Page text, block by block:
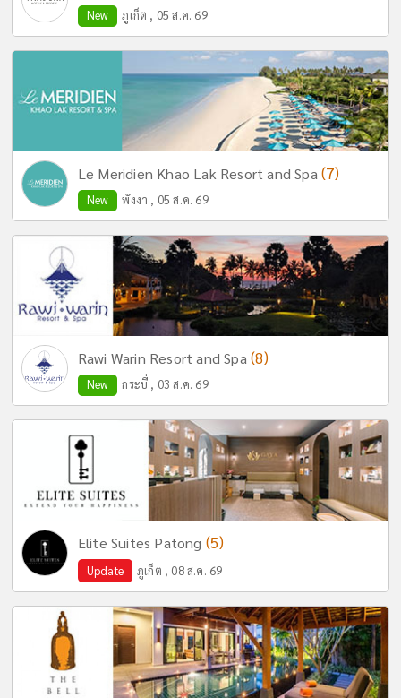
New ภูเก็ต , 05 ส.ค. 69
Le Meridien Khao Lak Resort and Spa (7)
New พังงา , 05 ส.ค. 69
Rawi Warin Resort and Spa (8)
New กระบี่ , 03 ส.ค. 69
Elite Suites Patong (5)
Update ภูเก็ต , 08 ส.ค. 69